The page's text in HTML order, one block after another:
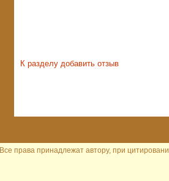
К разделу добавить отзыв
Все права принадлежат автору, при